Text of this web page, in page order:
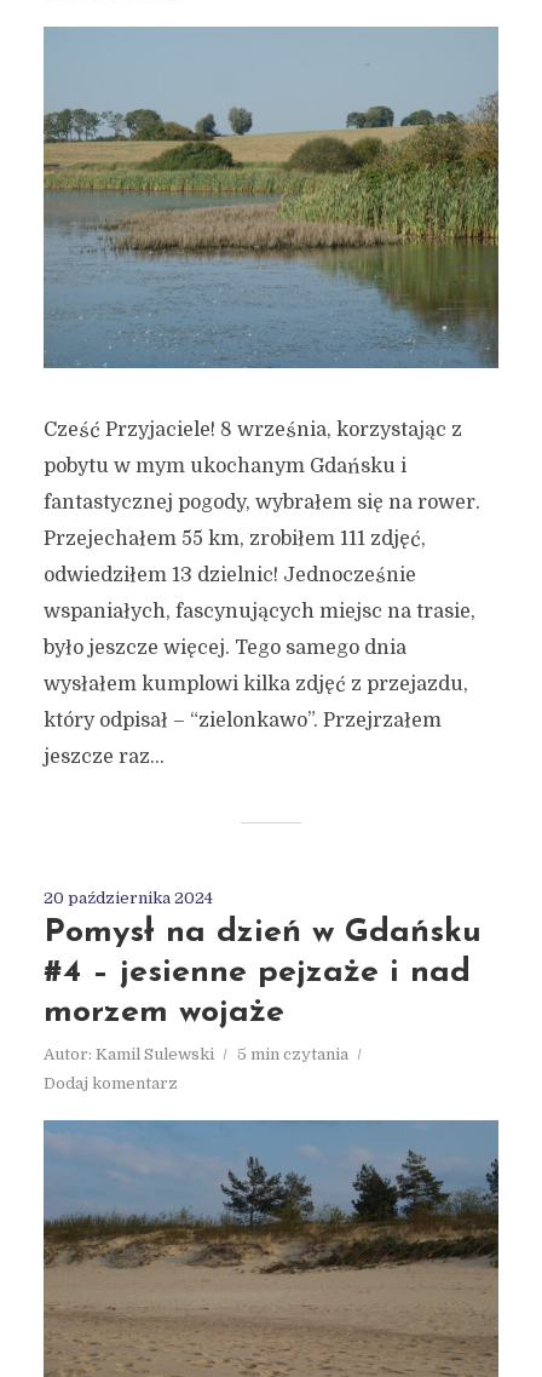
Cześć Przyjaciele! 8 września, korzystając z
pobytu w mym ukochanym Gdańsku i
fantastycznej pogody, wybrałem się na rower.
Przejechałem 55 km, zrobiłem 111 zdjęć,
odwiedziłem 13 dzielnic! Jednocześnie
wspaniałych, fascynujących miejsc na trasie,
było jeszcze więcej. Tego samego dnia
wysłałem kumplowi kilka zdjęć z przejazdu,
który odpisał – “zielonkawo”. Przejrzałem
jeszcze raz...
20 października 2024
Pomysł na dzień w Gdańsku
#4 – jesienne pejzaże i nad
morzem wojaże
Autor: Kamil Sulewski
5 min czytania
Dodaj komentarz